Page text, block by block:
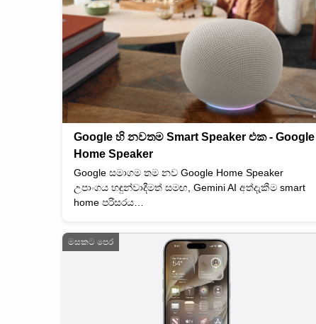
Google හි නවතම Smart Speaker එක - Google
Home Speaker
Google සමාගම තම නව Google Home Speaker
උපාංගය හඳුන්වාදීමත් සමඟ, Gemini AI අත්දැකීම smart
home පරිසරය…
මසකට පෙර